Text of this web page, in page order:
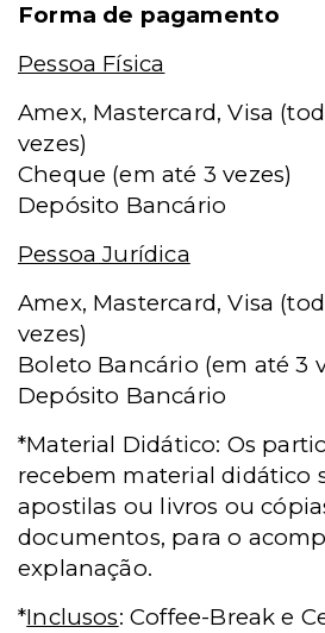
Forma de pagamento
Pessoa Física
Amex, Mastercard, Visa
vezes)
Cheque (em até 3 vezes)
Depósito Bancário
Pessoa Jurídica
Amex, Mastercard, Visa
vezes)
Boleto Bancário (em até 3
Depósito Bancário
*Material Didático: Os
recebem material didático
apostilas ou livros ou
documentos, para o
explanação.
*Inclusos: Coffee-Break e